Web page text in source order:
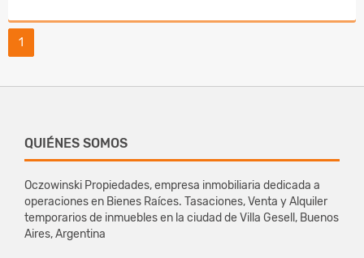
1
QUIÉNES SOMOS
Oczowinski Propiedades, empresa inmobiliaria dedicada a
operaciones en Bienes Raíces. Tasaciones, Venta y Alquiler
temporarios de inmuebles en la ciudad de Villa Gesell, Buenos
Aires, Argentina